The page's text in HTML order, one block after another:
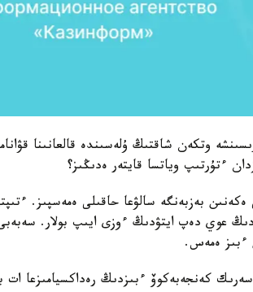
وتكەن شاقتىڭ ۇلەسىندە قالعانىنا
ءتۇرتىپ وياتسا قايتەر ەدىڭىز؟
ەكەنىن بەزبەنگە سالۋعا حاقىلى ەمەسپىز.
عوي دەپ ايتۋدىڭ ءوزى ايىپ بولار.
ءبىز ەمەس.
سەرىك كەنجەبەكوۆ ءبىزدىڭ رەداكسيامىزعا